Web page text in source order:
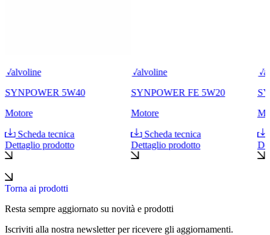
Valvoline
SYNPOWER 5W40
Motore
Scheda tecnica
Dettaglio prodotto
Valvoline
SYNPOWER FE 5W20
Motore
Scheda tecnica
Dettaglio prodotto
Torna ai prodotti
Resta sempre aggiornato su novità e prodotti
Iscriviti alla nostra newsletter per ricevere gli aggiornamenti.